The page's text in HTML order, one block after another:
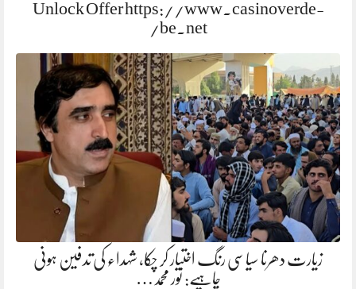
Unlock Offer https://www.casinoverde-
be.net/
زیارت دھرنا سیاسی رنگ اختیار کر چکا، شہداء کی تدفین ہونی
چاہیے: نور محمد…